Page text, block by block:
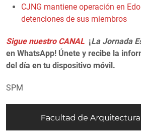
CJNG mantiene operación en
detenciones de sus miembros
Sigue nuestro CANAL ¡La Jornada
en WhatsApp! Únete y recibe la
del día en tu dispositivo móvil.
SPM